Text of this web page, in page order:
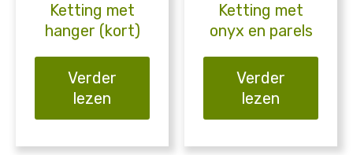
Ketting met
hanger (kort)
Verder
lezen
Ketting met
onyx en parels
Verder
lezen